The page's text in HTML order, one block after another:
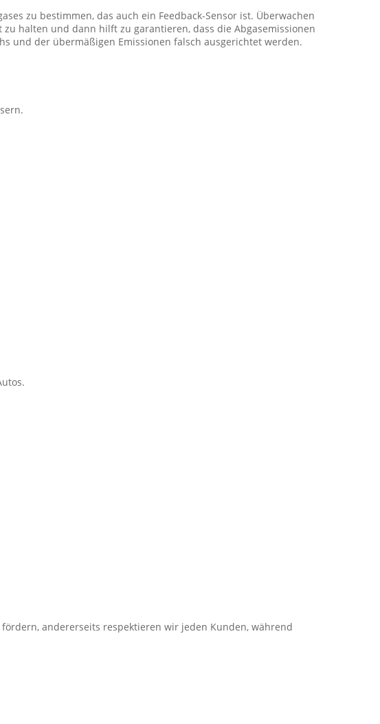
zu bestimmen, das auch ein Feedback-Sensor ist. Überwachen
halten und dann hilft zu garantieren, dass die Abgasemissionen
und der übermäßigen Emissionen falsch ausgerichtet werden.
andererseits respektieren wir jeden Kunden, während